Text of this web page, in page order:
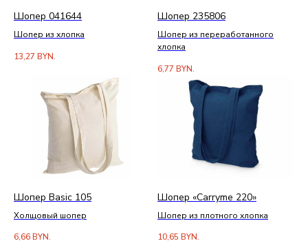
Шопер 041644
Шопер из хлопка
13,27 BYN.
Шопер 235806
Шопер из переработанного
хлопка
6,77 BYN.
Шопер Basic 105
Холщовый шопер
6,66BYN.
Шопер «Carryme 220»
Шопер из плотного хлопка
10,65 BYN.